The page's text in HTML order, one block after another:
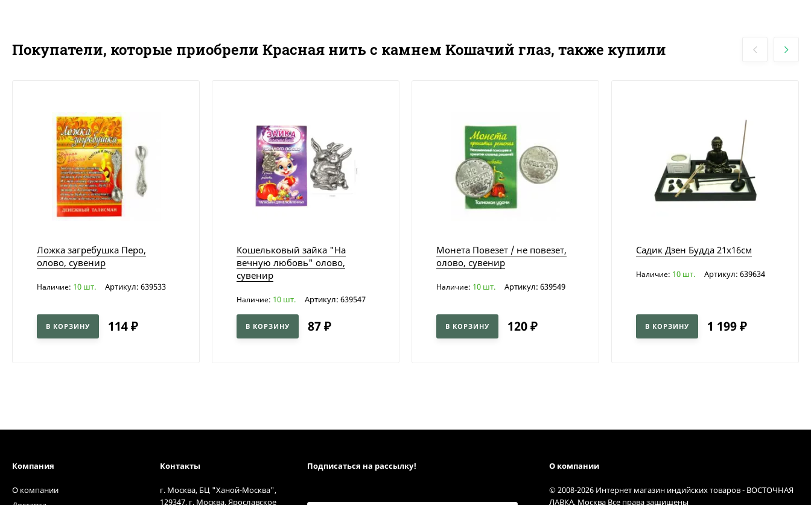
Покупатели, которые приобрели Красная нить с камнем Koшaчий глaз, также купили
Ложка загребушка Перо,
олово, сувенир
Наличие: 10 шт. Артикул: 639533
В КОРЗИНУ 114 ₽
Кошельковый зайка "На
вечную любовь" олово,
сувенир
Наличие: 10 шт. Артикул: 639547
В КОРЗИНУ 87 ₽
Монета Повезет / не повезет,
олово, сувенир
Наличие: 10 шт. Артикул: 639549
В КОРЗИНУ 120 ₽
Садик Дзен Будда 21х16см
Наличие: 10 шт. Артикул: 639634
В КОРЗИНУ 1 199 ₽
Компания
О компании
Контакты
г. Москва, БЦ "Ханой-Москва",
129347, г. Москва, Ярославское
Подписаться на рассылкy! О компании
© 2008-2026 Интернет магазин индийских товаров - ВОСТОЧНАЯ
ЛАВКА, Москва Все права защищены